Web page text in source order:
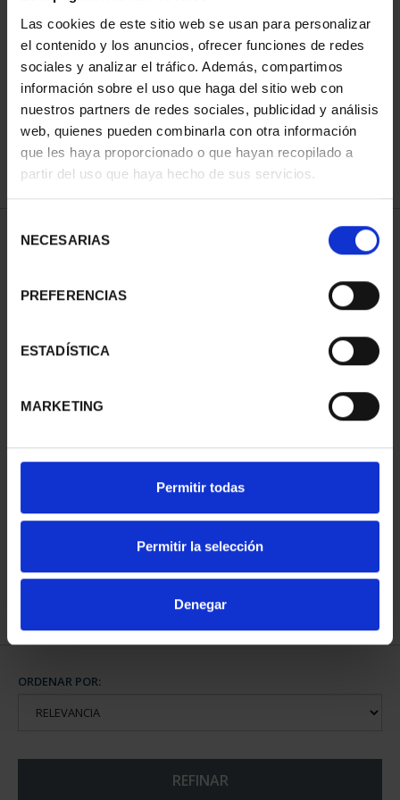
Las cookies de este sitio web se usan para personalizar
el contenido y los anuncios, ofrecer funciones de redes
sociales y analizar el tráfico. Además, compartimos
información sobre el uso que haga del sitio web con
nuestros partners de redes sociales, publicidad y análisis
web, quienes pueden combinarla con otra información
que les haya proporcionado o que hayan recopilado a
partir del uso que haya hecho de sus servicios.
NECESARIAS
PREFERENCIAS
ESTADÍSTICA
MARKETING
Permitir todas
Permitir la selección
Denegar
ORDENAR POR:
REFINAR
2 Productos encontrados
DE LA HUMANIDAD
COLE...
PATRIMONIO DE LA
HU...
Sólo para usuarios
ORDENAR POR:
REFINAR